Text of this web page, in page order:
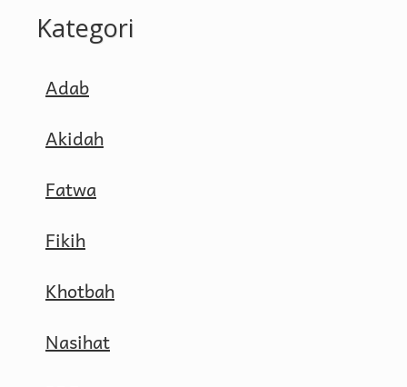
Kategori
Adab
Akidah
Fatwa
Fikih
Khotbah
Nasihat